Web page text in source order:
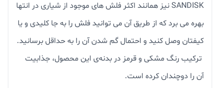
SANDISK نیز همانند اکثر فلش های موجود از شیاری در انتها
بهره می برد که از طریق آن می توانید فلش را به جا کلیدی و یا
کیفتان وصل کنید و احتمال گم شدن آن را به حداقل برسانید.
ترکیب رنگ مشکی و قرمز در بدنه‌ی این محصول، جذابیت
آن را دوچندان کرده‌ است.